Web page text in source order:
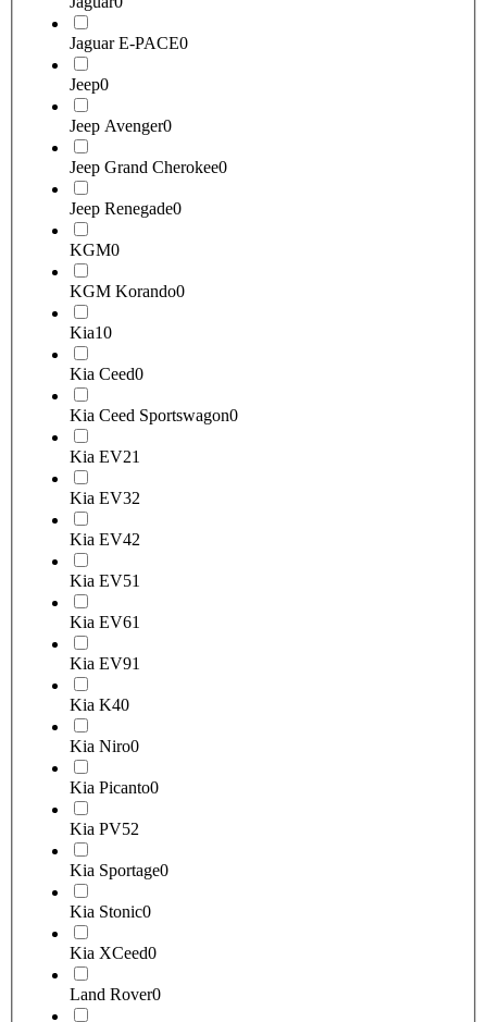
Jaguar E-PACE0
Jeep0
Jeep Avenger0
Jeep Grand Cherokee0
Jeep Renegade0
KGM0
KGM Korando0
Kia10
Kia Ceed0
Kia Ceed Sportswagon0
Kia EV21
Kia EV32
Kia EV42
Kia EV51
Kia EV61
Kia EV91
Kia K40
Kia Niro0
Kia Picanto0
Kia PV52
Kia Sportage0
Kia Stonic0
Kia XCeed0
Land Rover0